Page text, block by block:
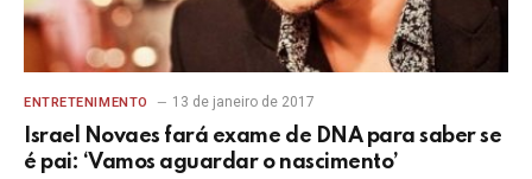
ENTRETENIMENTO 13 de janeiro de 2017
Israel Novaes fará exame de DNA para saber se
é pai: ‘Vamos aguardar o nascimento’